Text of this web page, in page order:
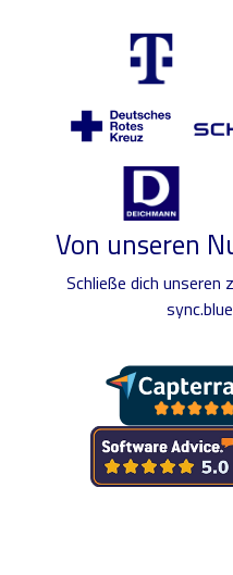
Von unseren
Schließe dich unseren